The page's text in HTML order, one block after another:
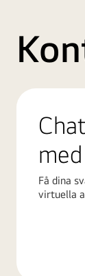
Få dina
virtuella